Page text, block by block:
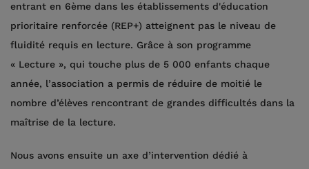
entrant en 6ème dans les établissements d'éducation
prioritaire renforcée (REP+) atteignent pas le niveau de
fluidité requis en lecture. Grâce à son programme
« Lecture », qui touche plus de 5 000 enfants chaque
année, l’association a permis de réduire de moitié le
nombre d’élèves rencontrant de grandes difficultés dans la
maîtrise de la lecture.
Nous avons ensuite un axe d’intervention dédié à